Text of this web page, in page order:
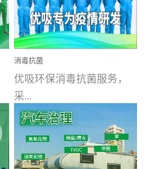
消毒抗菌
优吸环保消毒抗菌服务，
采...
用行业公认奥维牌消毒
液，具备杀死人体冠状病